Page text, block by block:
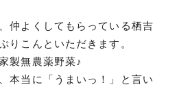
仲よくしてもらっている栖吉
りこんといただきます。
製無農薬野菜♪
本当に「うまいっ！」と言い